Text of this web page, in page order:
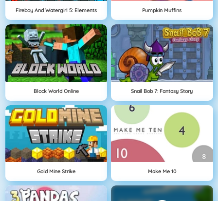
Fireboy And Watergirl 5: Elements Pumpkin Muffins
Block World Online Snail Bob 7: Fantasy Story
Gold Mine Strike Make Me 10